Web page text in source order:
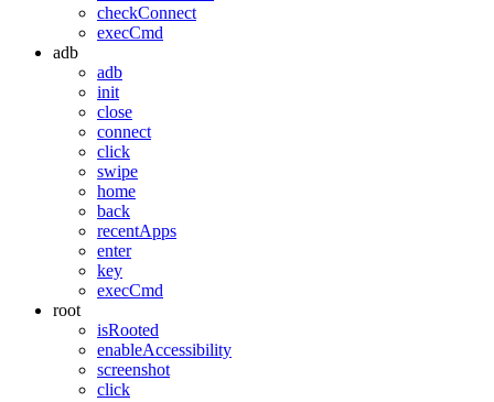
checkConnect
execCmd
adb
adb
init
close
connect
click
swipe
home
back
recentApps
enter
key
execCmd
root
isRooted
enableAccessibility
screenshot
click